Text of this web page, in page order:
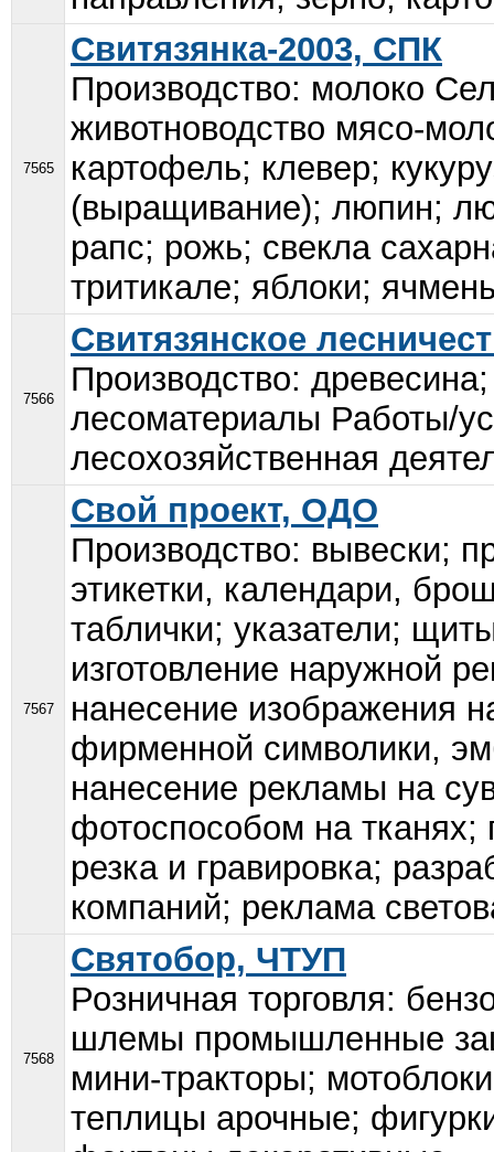
7565
Свитязянка-2003, СПК
Производство: молоко
животноводство мясо-
картофель; клевер;
(выращивание); люпин;
рапс; рожь; свекла
тритикале; яблоки;
7566
Свитязянское
Производство:
лесоматериалы Работы/
лесохозяйственная
7567
Свой проект, ОДО
Производство: вывески;
этикетки, календари,
таблички; указатели;
изготовление наружной
нанесение изображения
фирменной символики,
нанесение рекламы на
фотоспособом на тканях;
резка и гравировка;
компаний; реклама
7568
Святобор, ЧТУП
Розничная торговля:
шлемы промышленные
мини-тракторы;
теплицы арочные;